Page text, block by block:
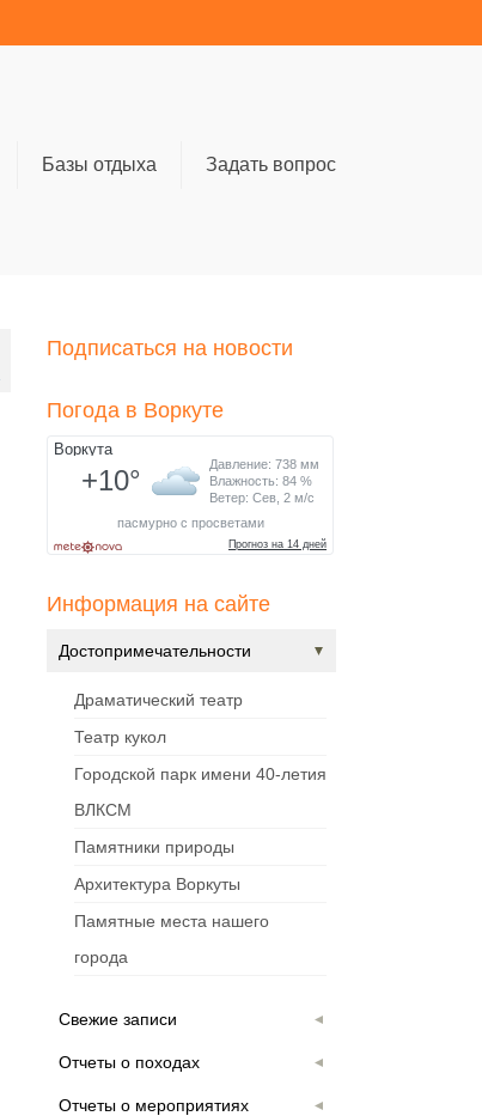
Базы отдыха Задать вопрос
Подписаться на новости
Погода в Воркуте
Информация на сайте
Достопримечательности
Драматический театр
Театр кукол
Городской парк имени 40-летия
ВЛКСМ
Памятники природы
Архитектура Воркуты
Памятные места нашего
города
Свежие записи
Отчеты о походах
Отчеты о мероприятиях